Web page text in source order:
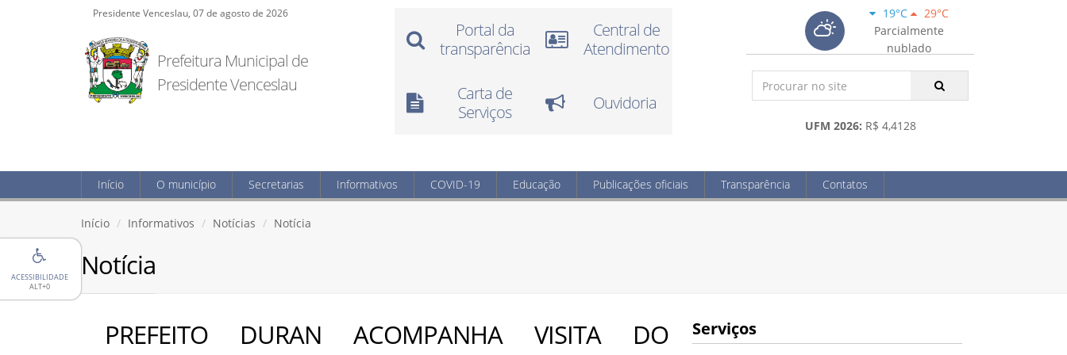
ACESSIBILIDADE
ALT+0
Presidente Venceslau, 07 de agosto de 2026
Prefeitura Municipal de
Presidente Venceslau
Portal da
transparência
Central de
Atendimento
Carta de
Serviços
Ouvidoria
19°C
29°C
Parcialmente
nublado
UFM 2026: R$ 4,4128
Início O município Secretarias Informativos COVID-19 Educação Publicações oficiais Transparência Contatos
Início Informativos Notícias Notícia
Notícia
PREFEITO DURAN ACOMPANHA VISITA DO
Serviços